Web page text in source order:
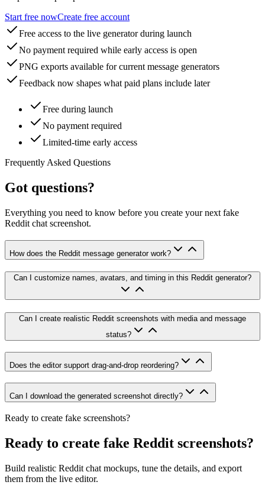
Start free nowCreate free account
Free access to the live generator during launch
No payment required while early access is open
PNG exports available for current message generators
Feedback now shapes what paid plans include later
Free during launch
No payment required
Limited-time early access
Frequently Asked Questions
Got questions?
Everything you need to know before you create your next fake
Reddit chat screenshot.
How does the Reddit message generator work?
Can I customize names, avatars, and timing in this Reddit generator?
Can I create realistic Reddit screenshots with media and message
status?
Does the editor support drag-and-drop reordering?
Can I download the generated screenshot directly?
Ready to create fake screenshots?
Ready to create fake Reddit screenshots?
Build realistic Reddit chat mockups, tune the details, and export
them from the live editor.